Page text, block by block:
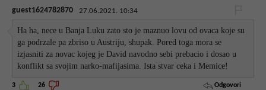
guest1624782870 27.06.2021. 10:34
Ha ha, nece u Banja Luku zato sto je maznuo lovu od ovaca koje su
ga podrzale pa zbriso u Austriju, shupak. Pored toga mora se
izjasniti za novac kojeg je David navodno sebi prebacio i dosao u
konflikt sa svojim narko-mafijasima. Ista stvar ceka i Memice!
3 26 Odgovori